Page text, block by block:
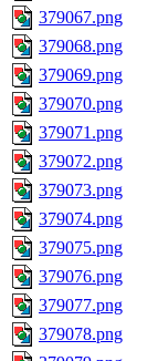
379067.png
379068.png
379069.png
379070.png
379071.png
379072.png
379073.png
379074.png
379075.png
379076.png
379077.png
379078.png